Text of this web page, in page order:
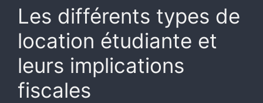
Les différents types de
location étudiante et
leurs implications
fiscales